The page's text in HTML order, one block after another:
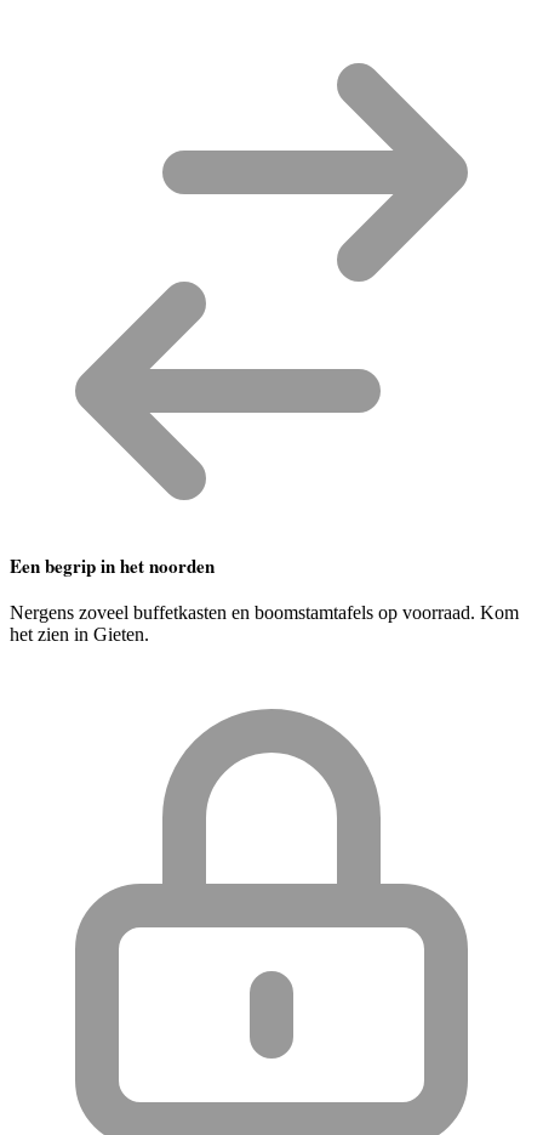
Een begrip in het noorden
Nergens zoveel buffetkasten en boomstamtafels op voorraad. Kom
het zien in Gieten.